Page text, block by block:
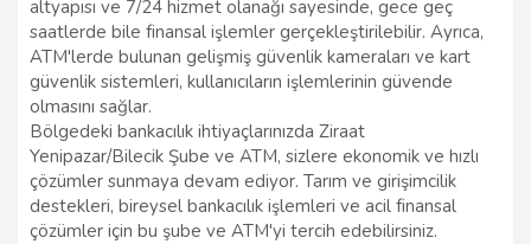
altyapısı ve 7/24 hizmet olanağı sayesinde, gece geç
saatlerde bile finansal işlemler gerçekleştirilebilir. Ayrıca,
ATM'lerde bulunan gelişmiş güvenlik kameraları ve kart
güvenlik sistemleri, kullanıcıların işlemlerinin güvende
olmasını sağlar.
Bölgedeki bankacılık ihtiyaçlarınızda Ziraat
Yenipazar/Bilecik Şube ve ATM, sizlere ekonomik ve hızlı
çözümler sunmaya devam ediyor. Tarım ve girişimcilik
destekleri, bireysel bankacılık işlemleri ve acil finansal
çözümler için bu şube ve ATM'yi tercih edebilirsiniz.